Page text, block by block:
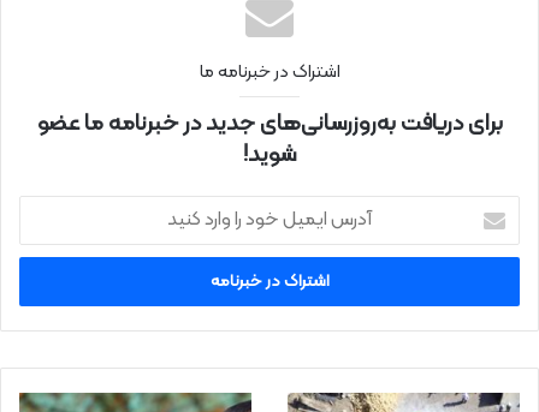
اشتراک در خبرنامه ما
برای دریافت به‌روزرسانی‌های جدید در خبرنامه ما عضو
شوید!
ر
ا
ی